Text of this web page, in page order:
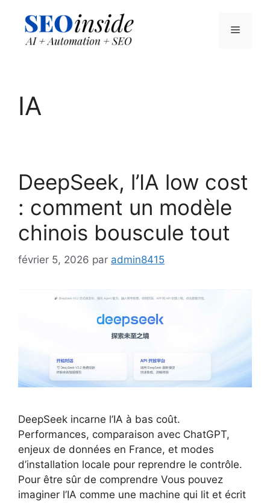
contenu
Menu
IA
DeepSeek, l’IA low cost
: comment un modèle
chinois bouscule tout
février 5, 2026 par admin8415
DeepSeek incarne l’IA à bas coût.
Performances, comparaison avec ChatGPT,
enjeux de données en France, et modes
d’installation locale pour reprendre le contrôle.
Pour être sûr de comprendre Vous pouvez
imaginer l’IA comme une machine qui lit et écrit